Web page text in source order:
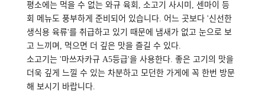
평소에는 먹을 수 없는 와규 육회, 소고기 사시미, 센마이 등
회 메뉴도 풍부하게 준비되어 있습니다. 어느 곳보다 '신선한
생식용 육류'를 취급하고 있기 때문에 냄새가 없고 눈으로 보
고 느끼며, 먹으면 더 깊은 맛을 즐길 수 있다.
소고기는 '마쓰자카규 A5등급'을 사용한다. 좋은 고기의 맛을
더욱 깊게 느낄 수 있는 차분하고 모던한 가게에 꼭 한번 방문
해 보시기 바랍니다.